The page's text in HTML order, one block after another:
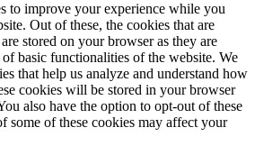
to improve your experience while you
Out of these, the cookies that are
stored on your browser as they are
basic functionalities of the website. We
that help us analyze and understand how
cookies will be stored in your browser
also have the option to opt-out of these
some of these cookies may affect your